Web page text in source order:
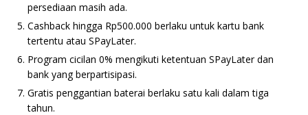
persediaan masih ada.
Cashback hingga Rp500.000 berlaku untuk kartu bank
tertentu atau SPayLater.
Program cicilan 0% mengikuti ketentuan SPayLater dan
bank yang berpartisipasi.
Gratis penggantian baterai berlaku satu kali dalam tiga
tahun.